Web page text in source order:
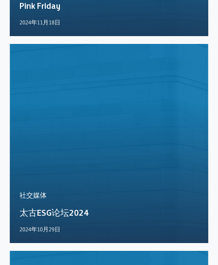
Pink Friday
2024年11月18日
社交媒体
太古ESG论坛2024
2024年10月29日